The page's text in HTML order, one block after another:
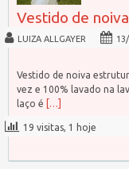
Vestido de
LUIZA ALLGAYER
Vestido de noiva
vez e 100% lavado na
laço é […]
19 visitas, 1 hoje